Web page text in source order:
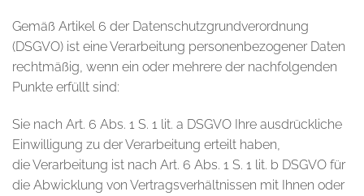
Gemäß Artikel 6 der Datenschutzgrundverordnung
(DSGVO) ist eine Verarbeitung personenbezogener Daten
rechtmäßig, wenn ein oder mehrere der nachfolgenden
Punkte erfüllt sind:
Sie nach Art. 6 Abs. 1 S. 1 lit. a DSGVO Ihre ausdrückliche
Einwilligung zu der Verarbeitung erteilt haben,
die Verarbeitung ist nach Art. 6 Abs. 1 S. 1 lit. b DSGVO für
die Abwicklung von Vertragsverhältnissen mit Ihnen oder